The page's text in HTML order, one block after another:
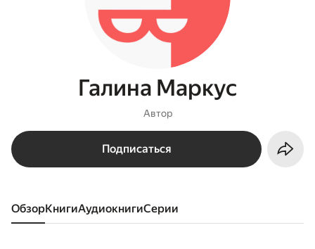
Галина Маркус
Автор
Подписаться
Обзор книги аудиокниги серии